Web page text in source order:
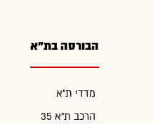
הבורסה בת"א
מדדי ת"א
הרכב ת"א 35